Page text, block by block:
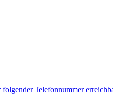
Telefonnummer